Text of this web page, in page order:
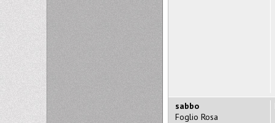
sabbo
Foglio Rosa